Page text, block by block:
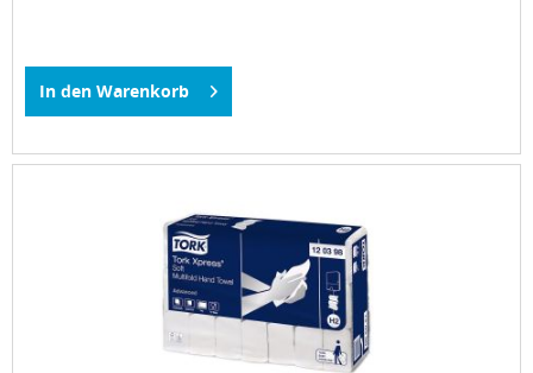
In den Warenkorb